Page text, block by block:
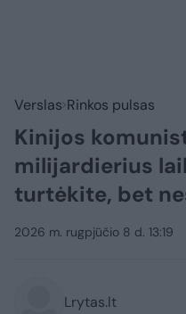
Verslas Rinkos pulsas
Kinijos
milijardierius
turtėkite, bet
2026 m. rugpjūčio 8 d. 13:19
Lrytas.lt